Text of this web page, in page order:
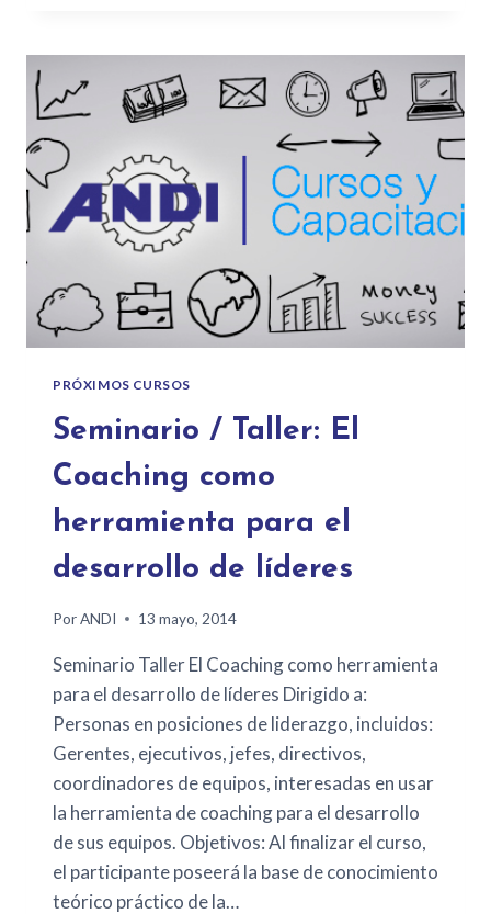
PRÓXIMOS CURSOS
Seminario / Taller: El
Coaching como
herramienta para el
desarrollo de líderes
PorANDI 13 mayo, 2014
Seminario Taller El Coaching como herramienta
para el desarrollo de líderes Dirigido a:
Personas en posiciones de liderazgo, incluidos:
Gerentes, ejecutivos, jefes, directivos,
coordinadores de equipos, interesadas en usar
la herramienta de coaching para el desarrollo
de sus equipos. Objetivos: Al finalizar el curso,
el participante poseerá la base de conocimiento
teórico práctico de la…